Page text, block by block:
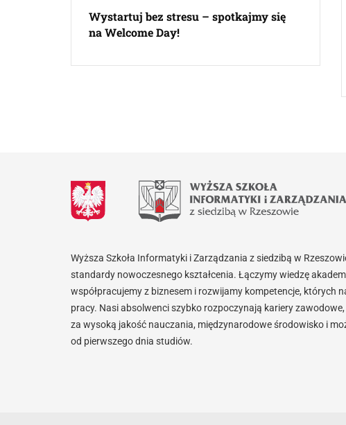
Wystartuj bez stresu – spotkajmy się
na Welcome Day!
Wyższa Szkoła Informatyki i Zarządzania z siedzibą w
standardy nowoczesnego kształcenia. Łączymy wiedzę
współpracujemy z biznesem i rozwijamy kompetencje, których
pracy. Nasi absolwenci szybko rozpoczynają kariery
za wysoką jakość nauczania, międzynarodowe środowisko i
od pierwszego dnia studiów.